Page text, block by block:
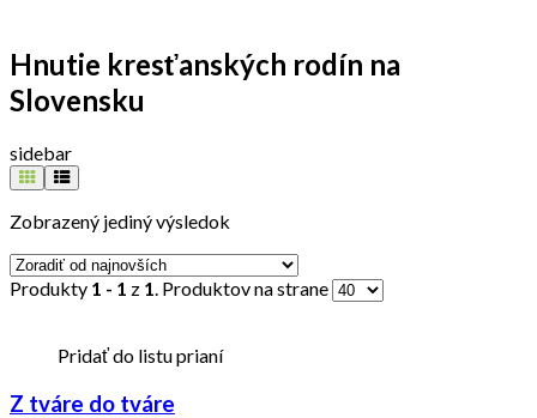
Hnutie kresťanských rodín na
Slovensku
sidebar
Zobrazený jediný výsledok
Produkty 1 - 1 z 1. Produktov na strane
Pridať do listu prianí
Z tváre do tváre